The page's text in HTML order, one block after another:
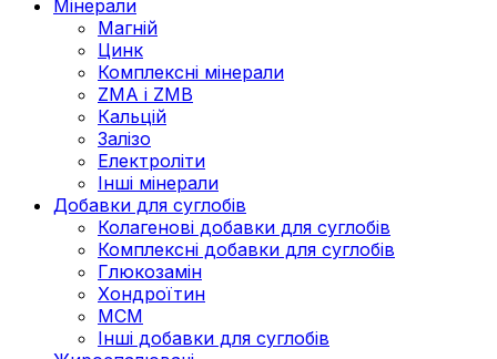
Мінерали
Магній
Цинк
Комплексні мінерали
ZMA і ZMB
Кальцій
Залізо
Електроліти
Інші мінерали
Добавки для суглобів
Колагенові добавки для суглобів
Комплексні добавки для суглобів
Глюкозамін
Хондроїтин
МСМ
Інші добавки для суглобів